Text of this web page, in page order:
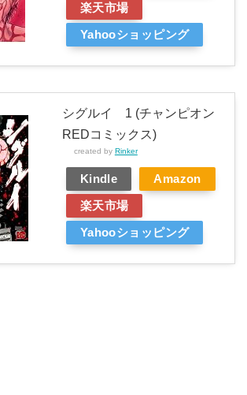
楽天市場
Yahooショッピング
シグルイ 1 (チャンピオン
REDコミックス)
created by Rinker
Kindle Amazon
楽天市場
Yahooショッピング